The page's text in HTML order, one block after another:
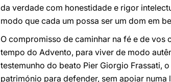
da verdade com honestidade e rigor
modo que cada um possa ser um dom em
O compromisso de caminhar na fé e de
tempo do Advento, para viver de modo
testemunho do beato Pier Giorgio Frassati,
património para defender, sem apoiar